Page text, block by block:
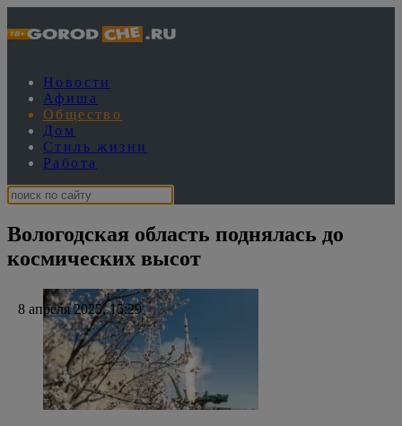
Новости
Афиша
Общество
Дом
Стиль жизни
Работа
Вологодская область поднялась до
космических высот
8 апреля 2025, 15:29